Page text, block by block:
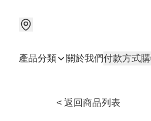
產品分類 關於我們付款方式
< 返回商品列表